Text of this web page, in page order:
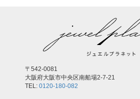
〒542-0081
大阪府大阪市中央区南船場2-7-21
TEL: 0120-180-082